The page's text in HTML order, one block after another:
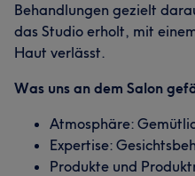
Behandlungen gezielt
das Studio erholt, mit
Haut verlässt.
Was uns an dem Salon
Atmosphäre:
Expertise:
Produkte und